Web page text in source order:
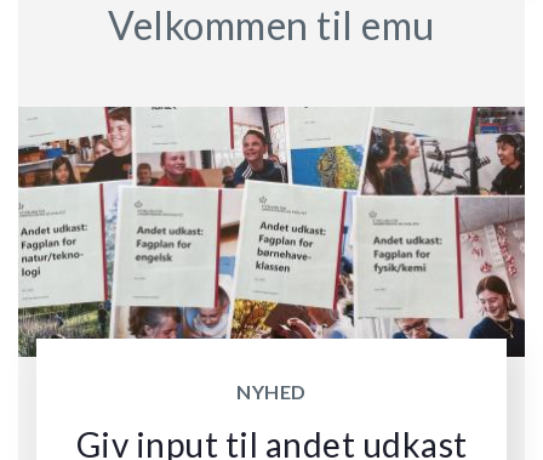
Velkommen til emu
NYHED
Giv input til andet udkast